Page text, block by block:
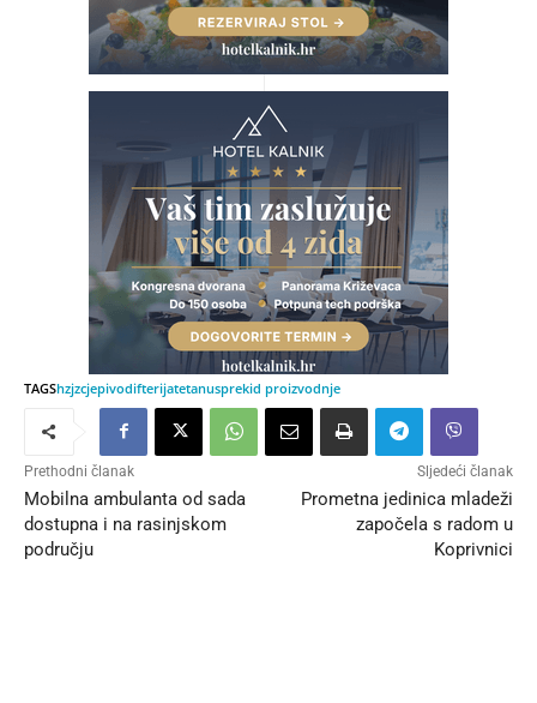
TAGShzjzcjepivodifterijatetanusprekid proizvodnje
Prethodni članak
Mobilna ambulanta od sada
dostupna i na rasinjskom
području
Sljedeći članak
Prometna jedinica mladeži
započela s radom u
Koprivnici